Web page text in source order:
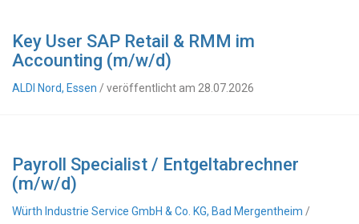
Key User SAP Retail & RMM im
Accounting (m/w/d)
ALDI Nord, Essen / veröffentlicht am 28.07.2026
Payroll Specialist / Entgeltabrechner
(m/w/d)
Würth Industrie Service GmbH & Co. KG, Bad Mergentheim /